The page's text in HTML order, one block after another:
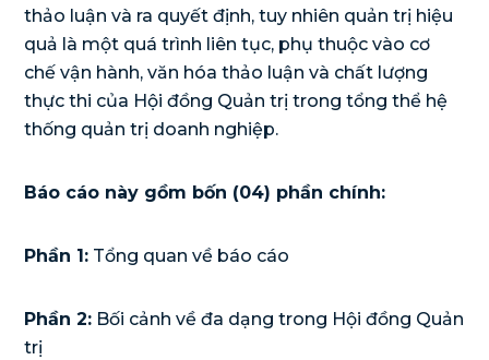
thảo luận và ra quyết định, tuy nhiên quản trị hiệu
quả là một quá trình liên tục, phụ thuộc vào cơ
chế vận hành, văn hóa thảo luận và chất lượng
thực thi của Hội đồng Quản trị trong tổng thể hệ
thống quản trị doanh nghiệp.
Báo cáo này gồm bốn (04) phần chính:
Phần 1: Tổng quan về báo cáo
Phần 2: Bối cảnh về đa dạng trong Hội đồng Quản
trị